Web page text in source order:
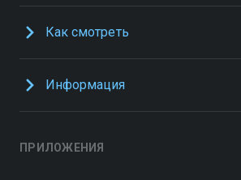
Как смотреть
Информация
ПРИЛОЖЕНИЯ